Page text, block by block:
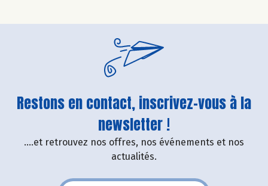
Restons en contact, inscrivez-vous à la
newsletter !
....et retrouvez nos offres, nos événements et nos
actualités.